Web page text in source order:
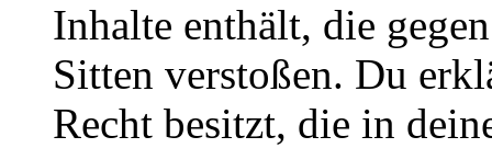
Inhalte enthält, die
Sitten verstoßen. Du
Recht besitzt, die in